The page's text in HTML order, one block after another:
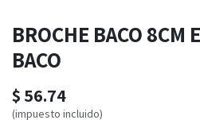
BROCHE BACO 8CM
BACO
$ 56.74
(impuesto incluido)